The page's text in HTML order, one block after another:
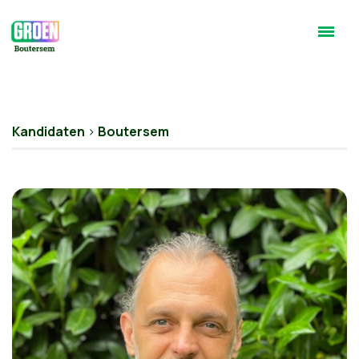
Kandidaten > Boutersem